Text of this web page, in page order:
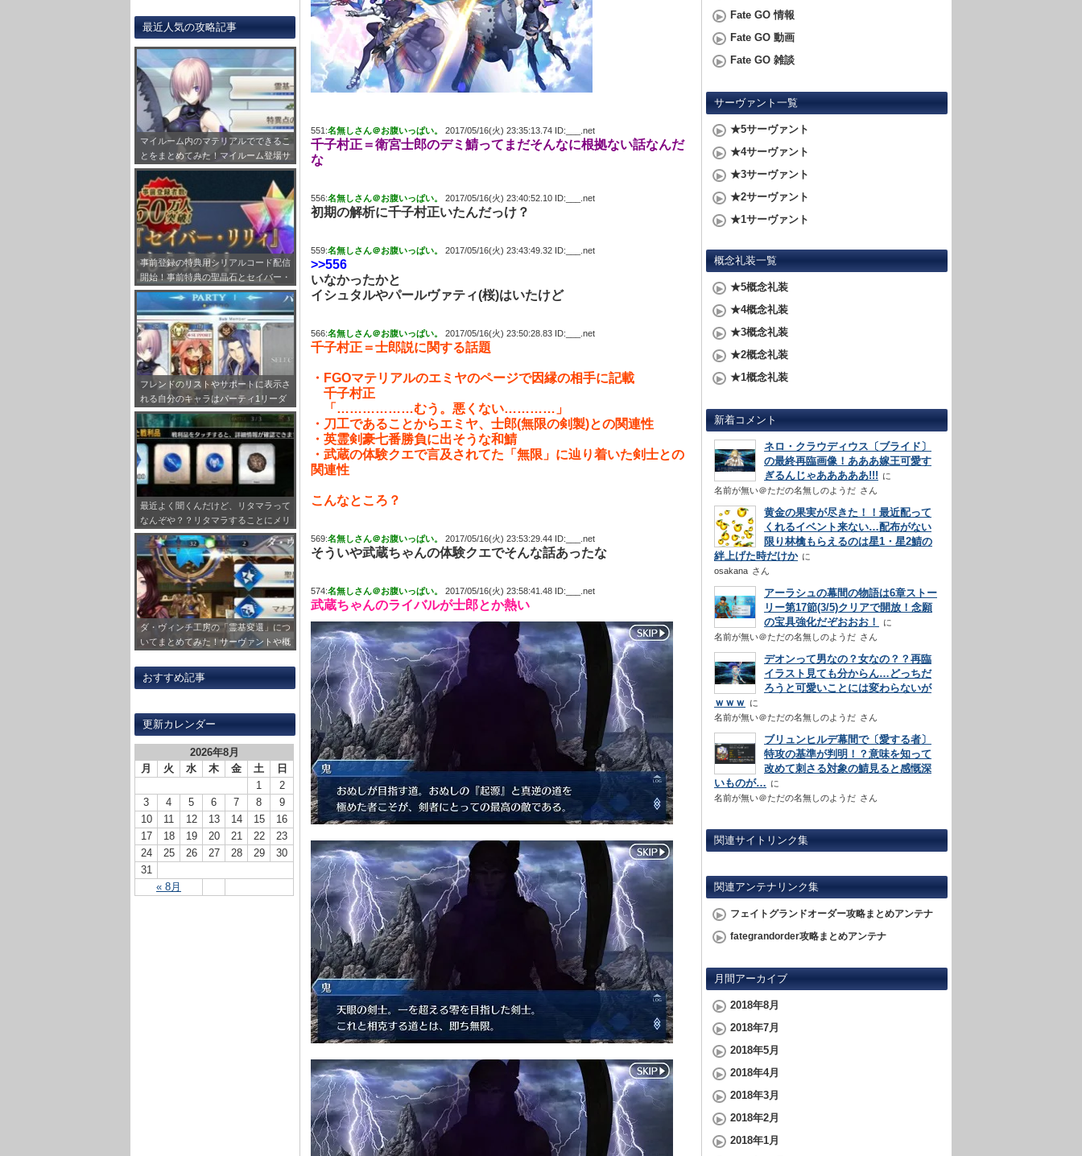
最近人気の攻略記事
マイルーム内のマテリアルでできるこ
とをまとめてみた！マイルーム登場サ
ーヴァント設定も！
事前登録の特典用シリアルコード配信
開始！事前特典の聖晶石とセイバー・
リリィの受け取り方法をまとめてみ
た！
フレンドのリストやサポートに表示さ
れる自分のキャラはパーティ1リーダ
ーで固定だぞ！
最近よく聞くんだけど、リタマラって
なんぞや？？リタマラすることにメリ
ットってあるの？？
ダ・ヴィンチ工房の「霊基変還」につ
いてまとめてみた！サーヴァントや概
おすすめ記事
更新カレンダー
2026年8月
月
火 水 木 金 土 日
« 8月
1
2
3
4 5 6 7 8
9
10
11 12 13 14 15
16
17
18 19 20 21 22
23
24
25 26 27 28 29
30
31
551:名無しさん＠お腹いっぱい。 2017/05/16(火) 23:35:13.74 ID:___.net
千子村正＝衛宮士郎のデミ鯖ってまだそんなに根拠ない話なんだ
な
556:名無しさん＠お腹いっぱい。 2017/05/16(火) 23:40:52.10 ID:___.net
初期の解析に千子村正いたんだっけ？
559:名無しさん＠お腹いっぱい。 2017/05/16(火) 23:43:49.32 ID:___.net
>>556
いなかったかと
イシュタルやパールヴァティ(桜)はいたけど
566:名無しさん＠お腹いっぱい。 2017/05/16(火) 23:50:28.83 ID:___.net
千子村正＝士郎説に関する話題
・FGOマテリアルのエミヤのページで因縁の相手に記載
千子村正
「………………むう。悪くない…………」
・刀工であることからエミヤ、士郎(無限の剣製)との関連性
・英霊剣豪七番勝負に出そうな和鯖
・武蔵の体験クエで言及されてた「無限」に辿り着いた剣士との
関連性
こんなところ？
569:名無しさん＠お腹いっぱい。 2017/05/16(火) 23:53:29.44 ID:___.net
そういや武蔵ちゃんの体験クエでそんな話あったな
574:名無しさん＠お腹いっぱい。 2017/05/16(火) 23:58:41.48 ID:___.net
武蔵ちゃんのライバルが士郎とか熱い
Fate GO 情報
Fate GO 動画
Fate GO 雑談
サーヴァント一覧
★5サーヴァント
★4サーヴァント
★3サーヴァント
★2サーヴァント
★1サーヴァント
概念礼装一覧
★5概念礼装
★4概念礼装
★3概念礼装
★2概念礼装
★1概念礼装
新着コメント
ネロ・クラウディウス〔ブライド〕
の最終再臨画像！あああ嫁王可愛す
ぎるんじゃあああああ!!!
名前が無い＠ただの名無しのようだ さん
黄金の果実が尽きた！！最近配って
くれるイベント来ない…配布がない
限り林檎もらえるのは星1・星2鯖の
絆上げた時だけか
osakana さん
アーラシュの幕間の物語は6章ストー
リー第17節(3/5)クリアで開放！念願
の宝具強化だぞおおお！
名前が無い＠ただの名無しのようだ さん
デオンって男なの？女なの？？再臨
イラスト見ても分からん…どっちだ
ろうと可愛いことには変わらないが
ｗｗｗ
名前が無い＠ただの名無しのようだ さん
ブリュンヒルデ幕間で〔愛する者〕
特攻の基準が判明！？意味を知って
改めて刺さる対象の鯖見ると感慨深
いものが…
名前が無い＠ただの名無しのようだ さん
関連サイトリンク集
関連アンテナリンク集
フェイトグランドオーダー攻略まとめアンテナ
fategrandorder攻略まとめアンテナ
月間アーカイブ
2018年8月
2018年7月
2018年5月
2018年4月
2018年3月
2018年2月
2018年1月